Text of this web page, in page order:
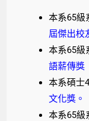
本系65級
屆傑出校
本系65級
語薪傳獎
本系碩士
文化獎 。
本系65級